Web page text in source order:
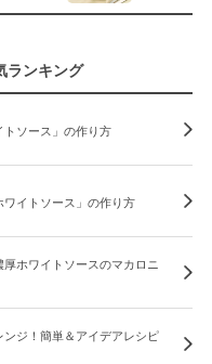
ランキング
ソース」の作り方
イトソース」の作り方
ホワイトソースのマカロニ
ジ！簡単＆アイデアレシピ